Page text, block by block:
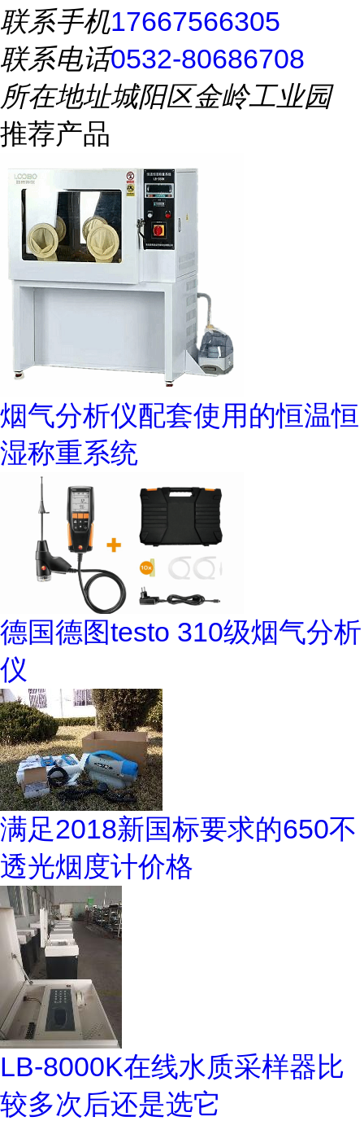
联系手机17667566305
联系电话0532-80686708
所在地址城阳区金岭工业园
推荐产品
烟气分析仪配套使用的恒温恒
湿称重系统
德国德图testo 310级烟气分析
仪
满足2018新国标要求的650不
透光烟度计价格
LB-8000K在线水质采样器比
较多次后还是选它